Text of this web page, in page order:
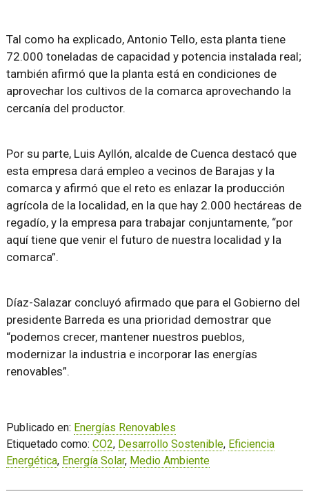
Tal como ha explicado, Antonio Tello, esta planta tiene
72.000 toneladas de capacidad y potencia instalada real;
también afirmó que la planta está en condiciones de
aprovechar los cultivos de la comarca aprovechando la
cercanía del productor.
Por su parte, Luis Ayllón, alcalde de Cuenca destacó que
esta empresa dará empleo a vecinos de Barajas y la
comarca y afirmó que el reto es enlazar la producción
agrícola de la localidad, en la que hay 2.000 hectáreas de
regadío, y la empresa para trabajar conjuntamente, “por
aquí tiene que venir el futuro de nuestra localidad y la
comarca”.
Díaz-Salazar concluyó afirmado que para el Gobierno del
presidente Barreda es una prioridad demostrar que
“podemos crecer, mantener nuestros pueblos,
modernizar la industria e incorporar las energías
renovables”.
Publicado en: Energías Renovables
Etiquetado como: CO2, Desarrollo Sostenible, Eficiencia
Energética, Energía Solar, Medio Ambiente